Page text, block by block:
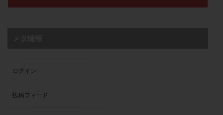
ログイン
投稿フィード